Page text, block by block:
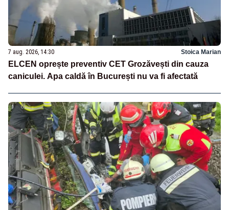
7 aug. 2026, 14:30 Stoica Marian
ELCEN oprește preventiv CET Grozăvești din cauza
caniculei. Apa caldă în București nu va fi afectată